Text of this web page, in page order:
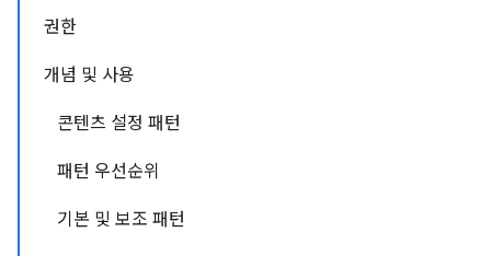
권한
개념 및 사용
콘텐츠 설정 패턴
패턴 우선순위
기본 및 보조 패턴